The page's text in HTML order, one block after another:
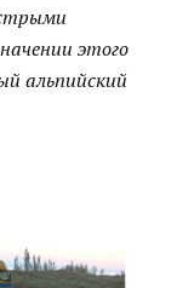
этого
альпийский